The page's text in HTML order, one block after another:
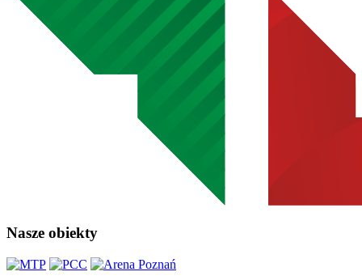
Nasze obiekty